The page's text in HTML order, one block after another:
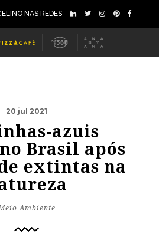
NAS REDES
20 jul 2021
azuis
Brasil após
extintas na
Ambiente